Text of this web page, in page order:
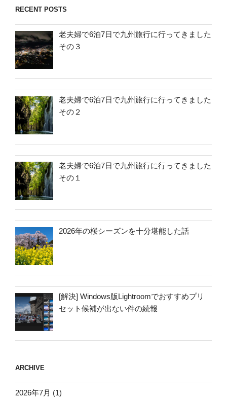
RECENT POSTS
老夫婦で6泊7日で九州旅行に行ってきました
その３
老夫婦で6泊7日で九州旅行に行ってきました
その２
老夫婦で6泊7日で九州旅行に行ってきました
その１
2026年の桜シーズンを十分堪能した話
[解決] Windows版Lightroomでおすすめプリ
セット候補が出ない件の続報
ARCHIVE
2026年7月 (1)